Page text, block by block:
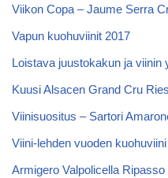
Viikon Copa – Jaume Serra
Vapun kuohuviinit 2017
Loistava juustokakun ja
Kuusi Alsacen Grand Cru
Viinisuositus – Sartori
Viini-lehden vuoden
Armigero Valpolicella Ripasso